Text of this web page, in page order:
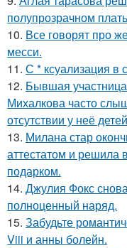
полупрозрачном
10. Все говорят про
месси.
11. С * ксуализация в
12. Бывшая
Михалкова часто
отсутствии у неё
13. Милана стар
аттестатом и решила
подарком.
14. Джулия Фокс
полноценный наряд.
15. Забудьте
Viii и анны болейн.